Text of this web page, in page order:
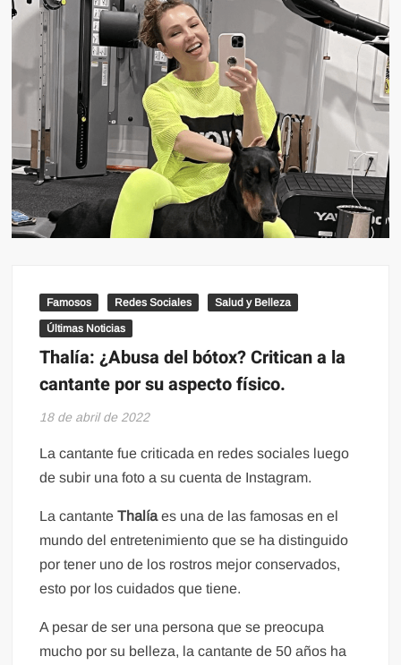
Famosos Redes Sociales Salud y Belleza
Últimas Noticias
Thalía: ¿Abusa del bótox? Critican a la
cantante por su aspecto físico.
18 de abril de 2022
La cantante fue criticada en redes sociales luego
de subir una foto a su cuenta de Instagram.
La cantante Thalíaes una de las famosas en el
mundo del entretenimiento que se ha distinguido
por tener uno de los rostros mejor conservados,
esto por los cuidados que tiene.
A pesar de ser una persona que se preocupa
mucho por su belleza, la cantante de 50 años ha